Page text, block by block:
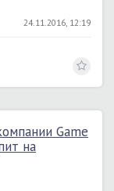
24.11.2016, 12:19
Game
на